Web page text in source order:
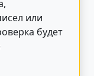
или
будет